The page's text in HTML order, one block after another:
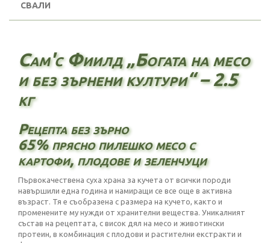
СВАЛИ
Сам'с Фиилд „Богата на месо
и без зърнени култури“ – 2.5
кг
Рецепта без зърно
65% прясно пилешко месо с
картофи, плодове и зеленчуци
Първокачествена суха храна за кучета от всички породи
навършили една година и намиращи се все още в активна
възраст. Тя е съобразена с размера на кучето, както и
променените му нужди от хранителни вещества. Уникалният
състав на рецептата, с висок дял на месо и животински
протеин, в комбинация с плодови и растителни екстракти и